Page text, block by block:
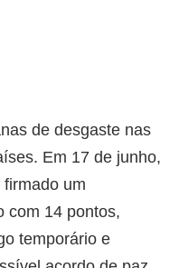
de desgaste nas
Em 17 de junho,
um
com 14 pontos,
temporário e